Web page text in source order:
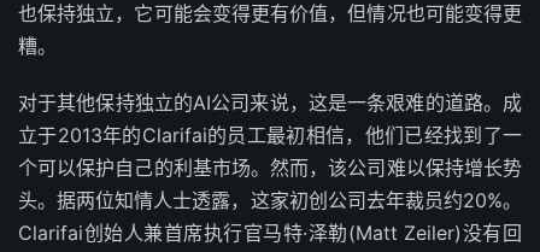
也保持独立，它可能会变得更有价值，但情况也可能变得更
糟。
对于其他保持独立的AI公司来说，这是一条艰难的道路。成
立于2013年的Clarifai的员工最初相信，他们已经找到了一
个可以保护自己的利基市场。然而，该公司难以保持增长势
头。据两位知情人士透露，这家初创公司去年裁员约20%。
Clarifai创始人兼首席执行官马特·泽勒(Matt Zeiler)没有回